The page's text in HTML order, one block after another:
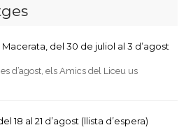
del 30 de juliol al 3 d’agost
d’agost, els Amics del Liceu us
18 al 21 d’agost (llista d’espera)